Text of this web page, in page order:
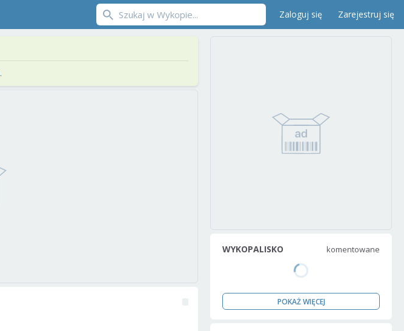
Zaloguj się Zarejestruj się
.
WYKOPALISKO komentowane
POKAŻ WIĘCEJ